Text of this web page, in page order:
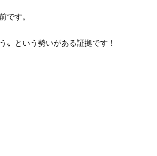
です。
〟という勢いがある証拠です！